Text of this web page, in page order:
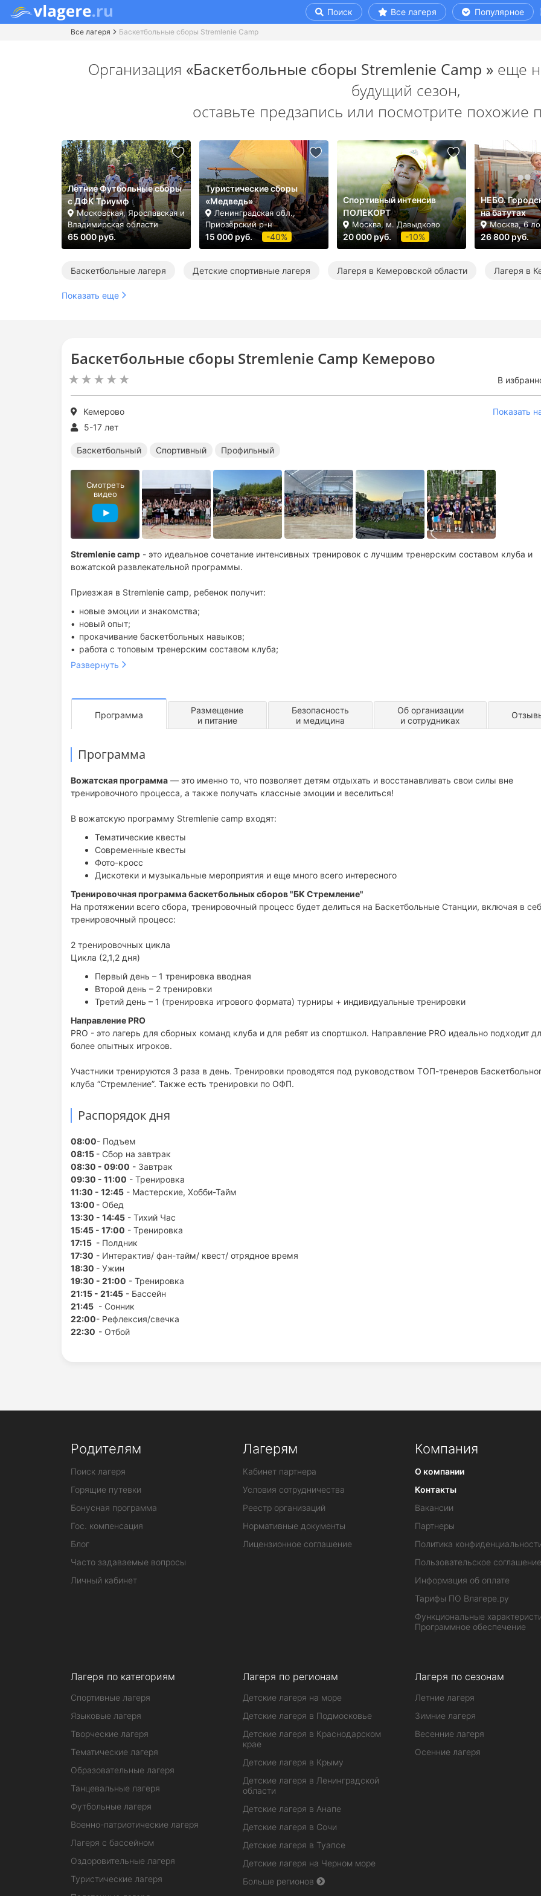
Поиск Все лагеря Популярное
Все лагеря Баскетбольные сборы Stremlenie Camp
Баскетбольные сборы Stremlenie Camp Кемерово
В
Кемерово
Показать
5-17 лет
Баскетбольный Спортивный Профильный
Stremlenie camp - это идеальное сочетание интенсивных тренировок с лучшим тренерским составом клуба и
вожатской развлекательной программы.
Приезжая в Stremlenie camp, ребенок получит:
новые эмоции и знакомства;
новый опыт;
прокачивание баскетбольных навыков;
работа с топовым тренерским составом клуба;
раскрытие творческого потенциала;
возможность провести каникулы в компании друзей.
Развернуть
Смотреть
видео
Программа
Размещение
и питание
Безопасность
и медицина
Об организации
и сотрудниках
Программа
Вожатская программа — это именно то, что позволяет детям отдыхать и восстанавливать свои силы вне
тренировочного процесса, а также получать классные эмоции и веселиться!
В вожатскую программу Stremlenie camp входят:
Тематические квесты
Современные квесты
Фото-кросс
Дискотеки и музыкальные мероприятия и еще много всего интересного
Тренировочная программа баскетбольных сборов "БК Стремление"
На протяжении всего сбора, тренировочный процесс будет делиться на Баскетбольные Станции, включая в
тренировочный процесс:
2 тренировочных цикла
Цикла (2,1,2 дня)
Первый день – 1 тренировка вводная
Второй день – 2 тренировки
Третий день – 1 (тренировка игрового формата) турниры + индивидуальные тренировки
Направление PRO
PRO - это лагерь для сборных команд клуба и для ребят из спортшкол. Направление PRO идеально подходит
более опытных игроков.
Участники тренируются 3 раза в день. Тренировки проводятся под руководством ТОП-тренеров
клуба “Стремление”. Также есть тренировки по ОФП.
Распорядок дня
08:00- Подъем
08:15 - Сбор на завтрак
08:30 - 09:00 - Завтрак
09:30 - 11:00 - Тренировка
11:30 - 12:45 - Мастерские, Хобби-Тайм
13:00 - Обед
13:30 - 14:45 - Тихий Час
15:45 - 17:00 - Тренировка
17:15 - Полдник
17:30 - Интерактив/ фан-тайм/ квест/ отрядное время
18:30 - Ужин
19:30 - 21:00 - Тренировка
21:15 - 21:45 - Бассейн
21:45 - Сонник
22:00- Рефлексия/свечка
22:30 - Отбой
Организация «Баскетбольные сборы Stremlenie Camp » еще
будущий сезон,
оставьте предзапись или посмотрите похожие
Летние Футбольные сборы
с ДФК Триумф
Московская, Ярославская и
Владимирская области
65 000 руб.
Туристические сборы
«Медведь»
Ленинградская обл.,
Приозёрский р-н
15 000 руб. -40%
Спортивный интенсив
ПОЛЕКОРТ
Москва, м. Давыдково
20 000 руб. -10%
НЕБО.
на батутах
Москва, 6
26 800 руб.
Баскетбольные лагеря Детские спортивные лагеря Лагеря в Кемеровской области Лагеря в
Показать еще
Родителям
Поиск лагеря
Горящие путевки
Бонусная программа
Гос. компенсация
Блог
Часто задаваемые вопросы
Личный кабинет
Лагерям
Кабинет партнера
Условия сотрудничества
Реестр организаций
Нормативные документы
Лицензионное соглашение
Компания
О компании
Контакты
Вакансии
Партнеры
Политика
Пользовательское соглашение
Информация об оплате
Тарифы ПО Влагере.ру
Функциональные
Программное обеспечение
Лагеря по категориям
Спортивные лагеря
Языковые лагеря
Творческие лагеря
Тематические лагеря
Образовательные лагеря
Танцевальные лагеря
Футбольные лагеря
Военно-патриотические лагеря
Лагеря с бассейном
Оздоровительные лагеря
Туристические лагеря
Лагеря по регионам
Детские лагеря на море
Детские лагеря в Подмосковье
Детские лагеря в Краснодарском
крае
Детские лагеря в Крыму
Детские лагеря в Ленинградской
области
Детские лагеря в Анапе
Детские лагеря в Сочи
Детские лагеря в Туапсе
Детские лагеря на Черном море
Больше регионов
Лагеря по сезонам
Летние лагеря
Зимние лагеря
Весенние лагеря
Осенние лагеря